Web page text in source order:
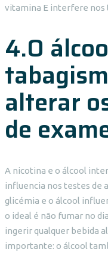
vitamina E interfere nos
4.O
alterar
de
A nicotina e o álcool
influencia nos testes de
glicémia e o álcool
o ideal é não fumar no
ingerir qualquer bebida
importante: o álcool